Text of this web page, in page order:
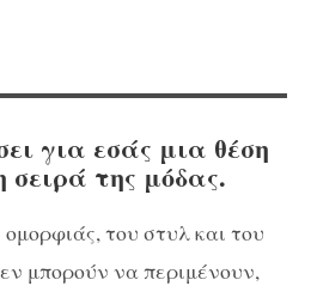
για εσάς μια θέση
της μόδας.
του στυλ και του
μπορούν να περιμένουν,